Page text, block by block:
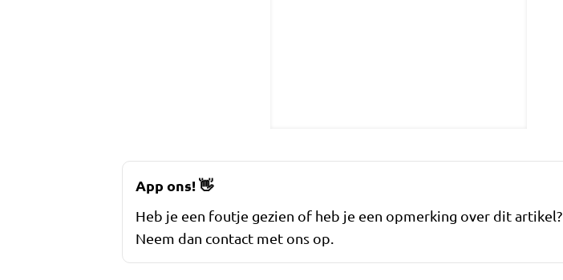
App ons!👋
Heb je een foutje gezien of heb je een opmerking over dit artikel?
Neem dan contact met ons op.